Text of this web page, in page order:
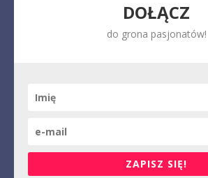
DOŁĄCZ
do grona pasjonatów!
ZAPISZ SIĘ!